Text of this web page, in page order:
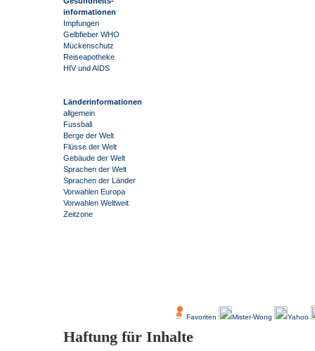
informationen
Impfungen
Gelbfieber WHO
Mückenschutz
Reiseapotheke
HIV und AIDS
Länderinformationen
allgemein
Fussball
Berge der Welt
Flüsse der Welt
Gebäude der Welt
Sprachen der Welt
Sprachen der Länder
Vorwahlen Europa
Vorwahlen Weltweit
Zeitzone
Favoriten Mister-Wong Yahoo
Haftung für Inhalte